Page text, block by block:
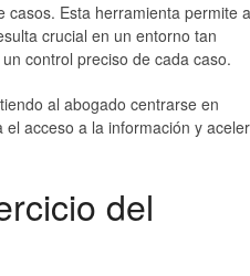
casos. Esta herramienta permite a
crucial en un entorno tan
control preciso de cada caso.
al abogado centrarse en
acceso a la información y
del